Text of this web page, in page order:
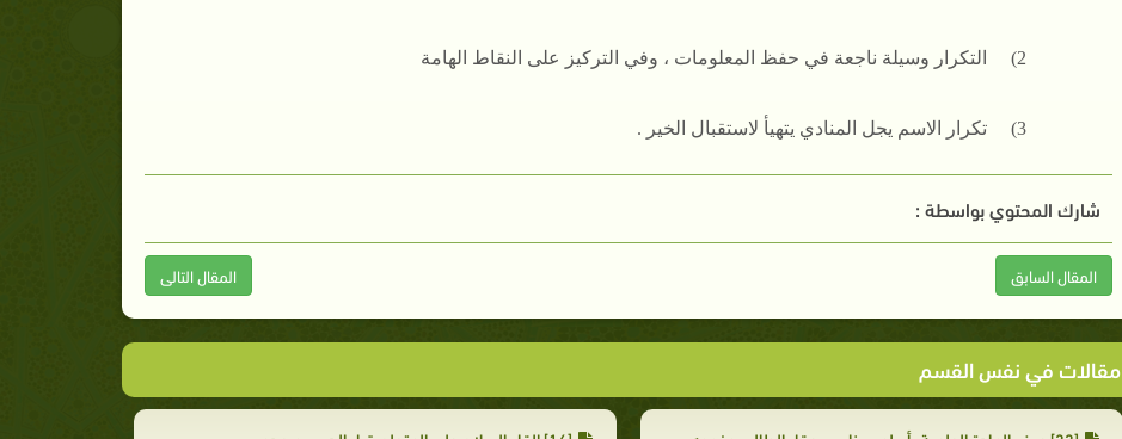
2) التكرار وسيلة ناجعة في حفظ المعلومات ، وفي التركيز على النقاط الهامة
3) تكرار الاسم يجل المنادي يتهيأ لاستقبال الخير .
شارك المحتوي بواسطة :
المقال السابق المقال التالى
مقالات في نفس القسم